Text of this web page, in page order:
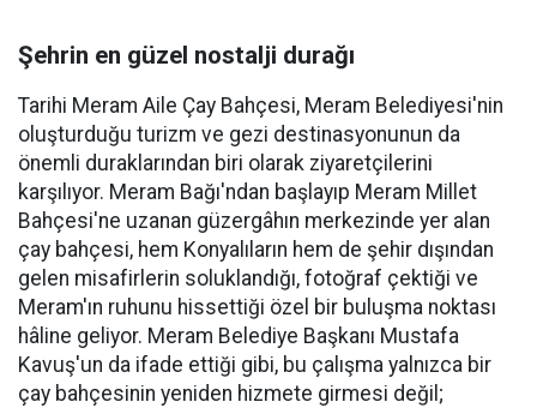
Şehrin en güzel nostalji durağı
Tarihi Meram Aile Çay Bahçesi, Meram Belediyesi'nin
oluşturduğu turizm ve gezi destinasyonunun da
önemli duraklarından biri olarak ziyaretçilerini
karşılıyor. Meram Bağı'ndan başlayıp Meram Millet
Bahçesi'ne uzanan güzergâhın merkezinde yer alan
çay bahçesi, hem Konyalıların hem de şehir dışından
gelen misafirlerin soluklandığı, fotoğraf çektiği ve
Meram'ın ruhunu hissettiği özel bir buluşma noktası
hâline geliyor. Meram Belediye Başkanı Mustafa
Kavuş'un da ifade ettiği gibi, bu çalışma yalnızca bir
çay bahçesinin yeniden hizmete girmesi değil;